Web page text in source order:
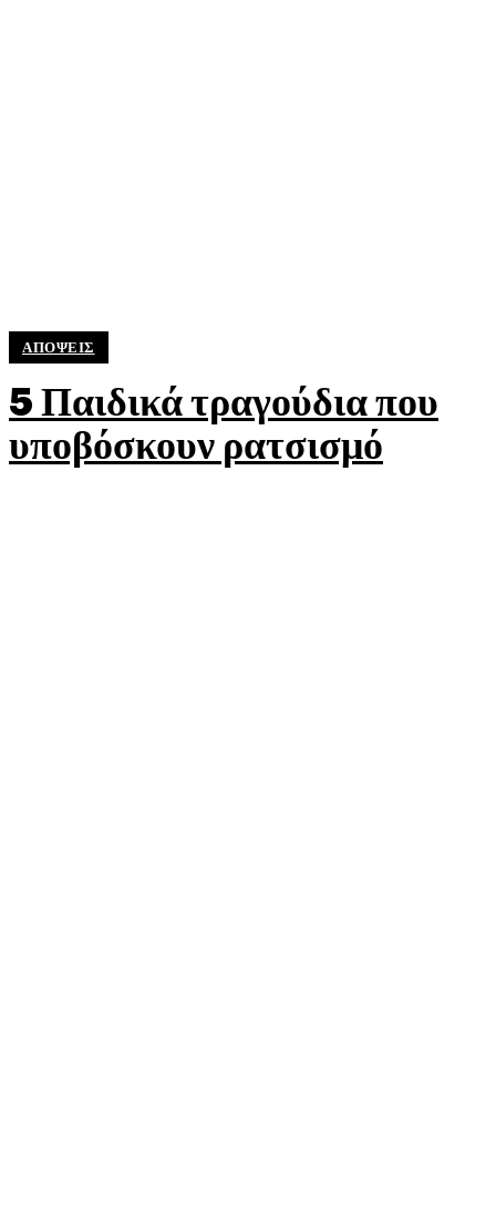
ΑΠΟΨΕΙΣ
5 Παιδικά τραγούδια που
υποβόσκουν ρατσισμό